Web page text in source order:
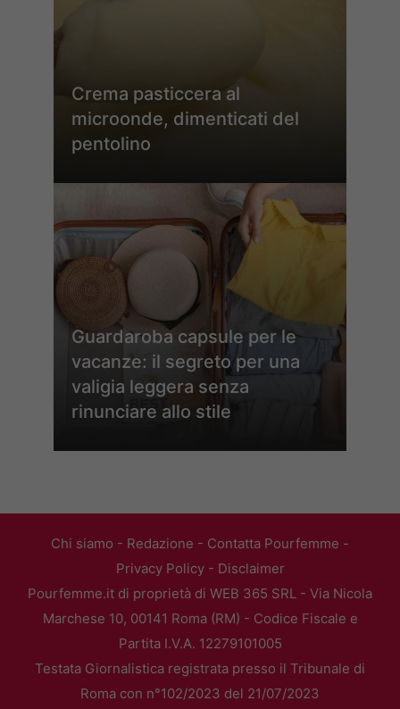
Crema pasticcera al
microonde, dimenticati del
pentolino
Guardaroba capsule per le
vacanze: il segreto per una
valigia leggera senza
rinunciare allo stile
Chi siamo - Redazione - Contatta Pourfemme -
Privacy Policy- Disclaimer
Pourfemme.it di proprietà di WEB 365 SRL - Via Nicola
Marchese 10, 00141 Roma (RM) - Codice Fiscale e
Partita I.V.A. 12279101005
Testata Giornalistica registrata presso il Tribunale di
Roma con n°102/2023 del 21/07/2023